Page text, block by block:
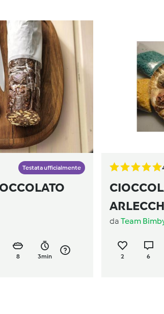
Testata ufficialmente
8 3min
da Team
2 6